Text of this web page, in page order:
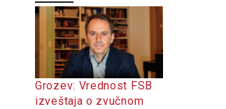
Grozev: Vrednost FSB
izveštaja o zvučnom